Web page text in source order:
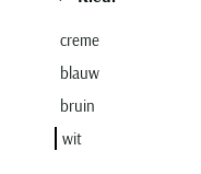
creme
blauw
bruin
wit